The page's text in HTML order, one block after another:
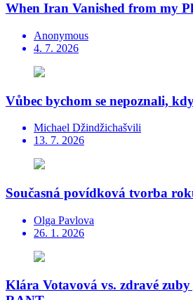
When Iran Vanished from my
Anonymous
4. 7. 2026
Vůbec bychom se nepoznali,
Michael Džindžichašvili
13. 7. 2026
Současná povídková tvorba
Olga Pavlova
26. 1. 2026
Klára Votavová vs. zdravé